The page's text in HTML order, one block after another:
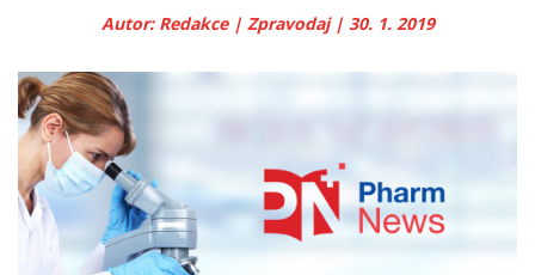
Autor: Redakce | Zpravodaj | 30. 1. 2019